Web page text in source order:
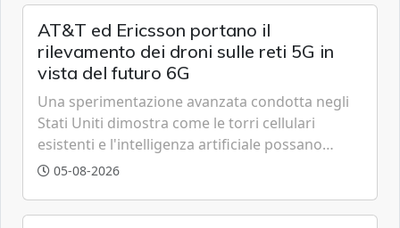
AT&T ed Ericsson portano il
rilevamento dei droni sulle reti 5G in
vista del futuro 6G
Una sperimentazione avanzata condotta negli
Stati Uniti dimostra come le torri cellulari
esistenti e l'intelligenza artificiale possano
tracciare velivoli a bassa quota in tempo reale,
05-08-2026